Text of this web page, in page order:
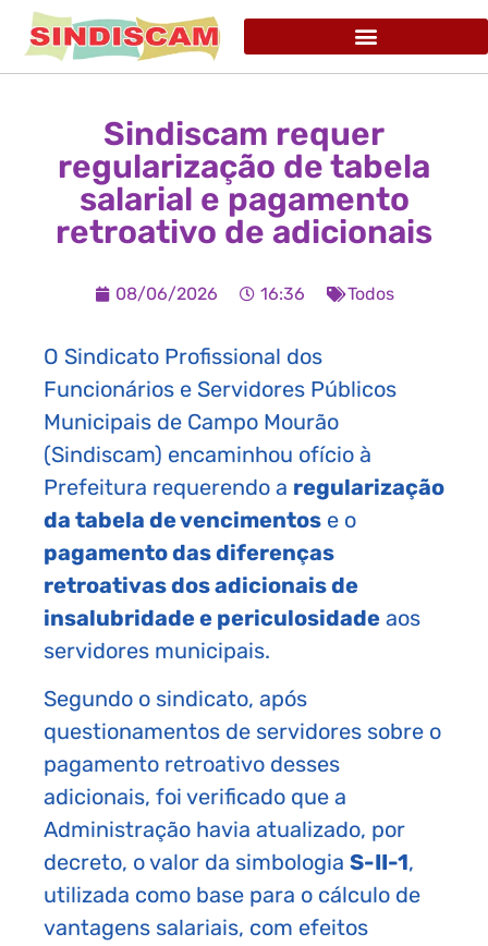
Sindiscam requer
regularização de tabela
salarial e pagamento
retroativo de adicionais
08/06/2026 16:36 Todos
O Sindicato Profissional dos
Funcionários e Servidores Públicos
Municipais de Campo Mourão
(Sindiscam) encaminhou ofício à
Prefeitura requerendo a regularização
da tabela de vencimentos e o
pagamento das diferenças
retroativas dos adicionais de
insalubridade e periculosidade aos
servidores municipais.
Segundo o sindicato, após
questionamentos de servidores sobre o
pagamento retroativo desses
adicionais, foi verificado que a
Administração havia atualizado, por
decreto, o valor da simbologia S-II-1,
utilizada como base para o cálculo de
vantagens salariais, com efeitos